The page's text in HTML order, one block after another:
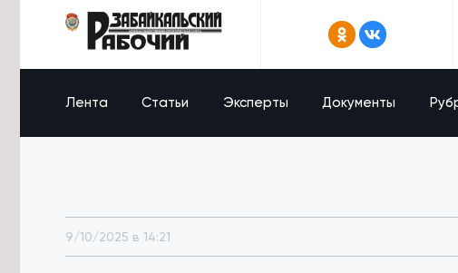
Лента Статьи Эксперты Документы
9/10/2025 в 14:21